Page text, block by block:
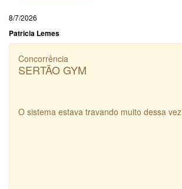
8/7/2026
Patricia Lemes
Concorrência
SERTÃO GYM
O sistema estava travando muito dessa vez